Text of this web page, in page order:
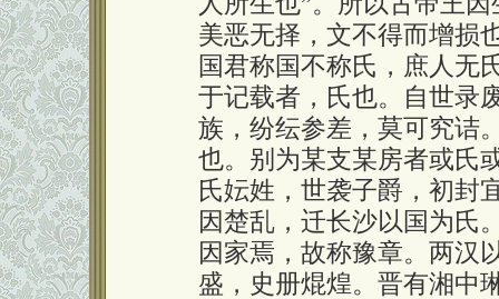
美恶无择，文不得而增损
国君称国不称氏，庶人无
于记载者，氏也。自世录
族，纷纭参差，莫可究诘
也。别为某支某房者或氏
氏妘姓，世袭子爵，初封
因楚乱，迁长沙以国为氏
因家焉，故称豫章。两汉
盛，史册焜煌。晋有湘中